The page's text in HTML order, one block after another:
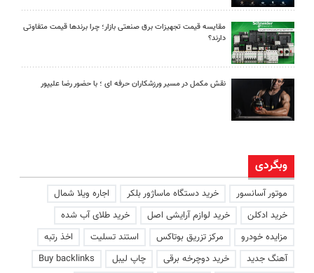
مقایسه قیمت تجهیزات برق صنعتی بازار؛ چرا برندها قیمت متفاوتی
دارند؟
نقش مکمل در مسیر ورزشکاران حرفه ای ؛ با حضور رضا علیپور
وبگردی
موتور آسانسور خرید دستگاه ماساژور بلکر
اجاره ویلا شمال
خرید ادکلن
خرید لوازم آرایشی اصل
خرید طلای آب شده
مزایده خودرو
مرکز تزریق بوتاکس استند تسلیت
اخذ رتبه
آهنگ جدید
خرید دوچرخه برقی چاپ لیبل
Buy backlinks